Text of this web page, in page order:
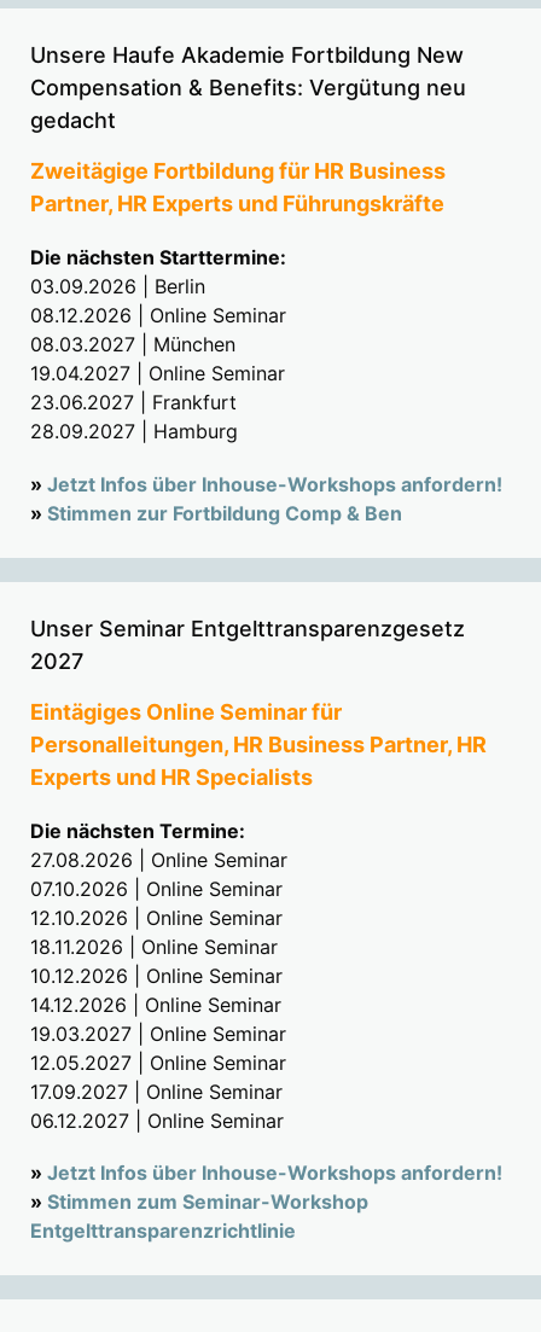
Unsere Haufe Akademie Fortbildung New
Compensation & Benefits: Vergütung neu
gedacht
Zweitägige Fortbildung für HR Business
Partner, HR Experts und Führungskräfte
Die nächsten Starttermine:
03.09.2026 | Berlin
08.12.2026 | Online Seminar
08.03.2027 | München
19.04.2027 | Online Seminar
23.06.2027 | Frankfurt
28.09.2027 | Hamburg
» Jetzt Infos über Inhouse-Workshops anfordern!
» Stimmen zur Fortbildung Comp & Ben
Unser Seminar Entgelttransparenzgesetz
2027
Eintägiges Online Seminar für
Personalleitungen, HR Business Partner, HR
Experts und HR Specialists
Die nächsten Termine:
27.08.2026 | Online Seminar
07.10.2026 | Online Seminar
12.10.2026 | Online Seminar
18.11.2026 | Online Seminar
10.12.2026 | Online Seminar
14.12.2026 | Online Seminar
19.03.2027 | Online Seminar
12.05.2027 | Online Seminar
17.09.2027 | Online Seminar
06.12.2027 | Online Seminar
» Jetzt Infos über Inhouse-Workshops anfordern!
» Stimmen zum Seminar-Workshop
Entgelttransparenzrichtlinie